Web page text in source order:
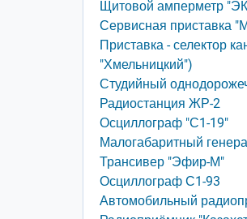
Щитовой амперметр
Сервисная приставка
Приставка - селектор
"Хмельницкий")
Студийный
Радиостанция ЖР-2
Осциллограф "С1-19"
Малогабаритный
Трансивер "Эфир-М"
Осциллограф С1-93
Автомобильный